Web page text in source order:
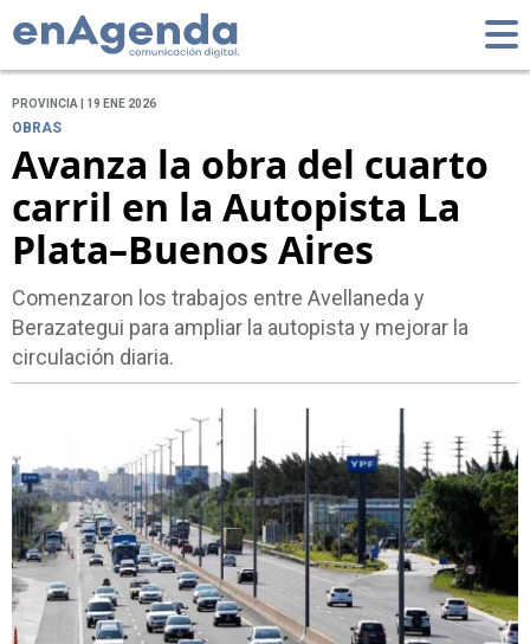
PROVINCIA | 19 ENE 2026
OBRAS
Avanza la obra del cuarto
carril en la Autopista La
Plata–Buenos Aires
Comenzaron los trabajos entre Avellaneda y
Berazategui para ampliar la autopista y mejorar la
circulación diaria.